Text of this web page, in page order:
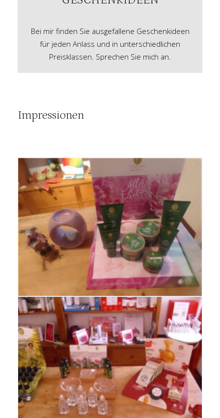
Bei mir finden Sie ausgefallene Geschenkideen
für jeden Anlass und in unterschiedlichen
Preisklassen. Sprechen Sie mich an.
Impressionen